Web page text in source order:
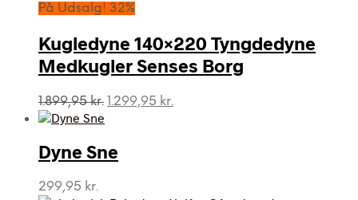
På Udsalg! 32%
Kugledyne 140×220 Tyngdedyne
Medkugler Senses Borg
1.899,95kr. Den
var:
1.899,95 kr..
1.299,95 kr.
Dyne Sne
299,95 kr.